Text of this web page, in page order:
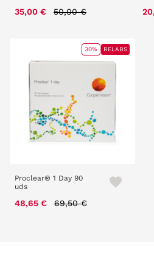
35,00 € Price reduced from
50,00 €
Proclear® 1 Day 90
uds
48,65 € Price reduced from
69,50 €
30% RELABS